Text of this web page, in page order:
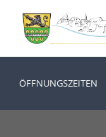
ÖFFNUNGSZEITEN